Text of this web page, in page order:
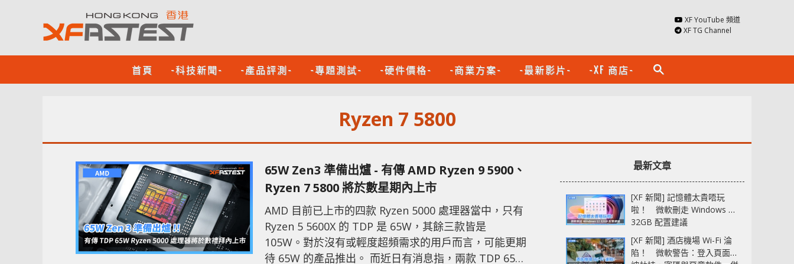
XF YouTube 頻道
XF TG Channel
首頁 -科技新聞- -產品評測- -專題測試- -硬件價格- -商業方案- -最新影片- -XF 商店- search
Ryzen 7 5800
65W Zen3 準備出爐 - 有傳 AMD Ryzen 9 5900、
Ryzen 7 5800 將於數星期內上市
AMD 目前已上市的四款 Ryzen 5000 處理器當中，只有
Ryzen 5 5600X 的 TDP 是 65W，其餘三款皆是
105W。對於沒有或輕度超頻需求的用戶而言，可能更期
待 65W 的產品推出。 而近日有消息指，兩款 TDP 65W
最新文章
[XF 新聞] 記憶體太貴唔玩
啦！ 微軟刪走 Windows 11
32GB 配置建議
[XF 新聞] 酒店機場 Wi-Fi 淪
陷！ 微軟警告：登入頁面可